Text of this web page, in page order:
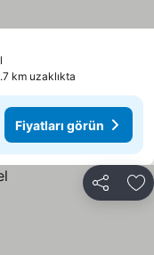
km uzaklıkta
Fiyatları görün
Paylaş